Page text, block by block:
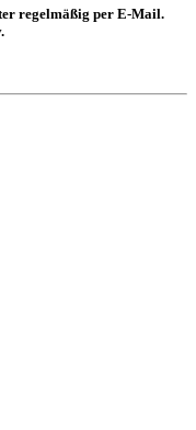
regelmäßig per E-Mail.